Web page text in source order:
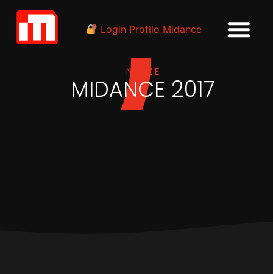
Login Profilo Midance
NOTIZIE
MIDANCE 2017